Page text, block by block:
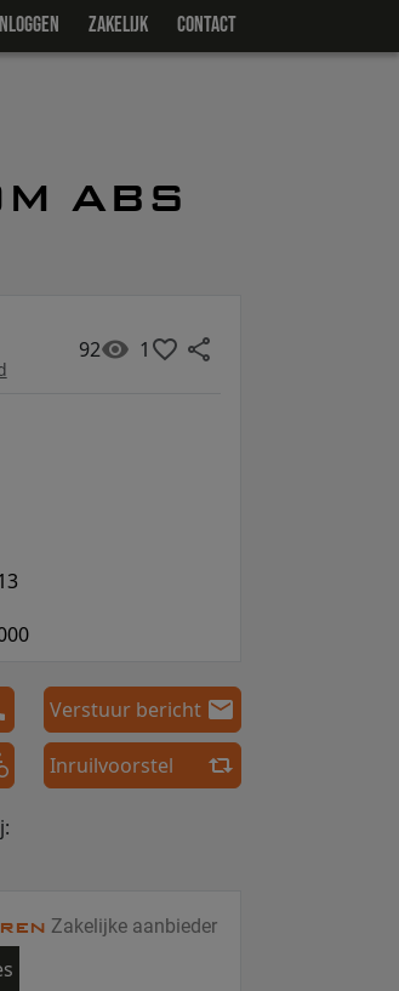
ZAKELIJK CONTACT
ABS
92 1
Verstuur bericht
Inruilvoorstel
Zakelijke aanbieder